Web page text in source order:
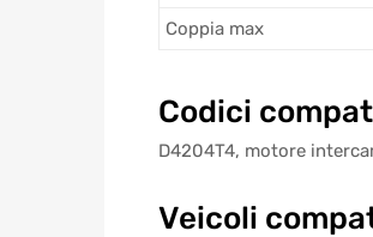
Coppia max
Codici
D4204T4, motore
Veicoli